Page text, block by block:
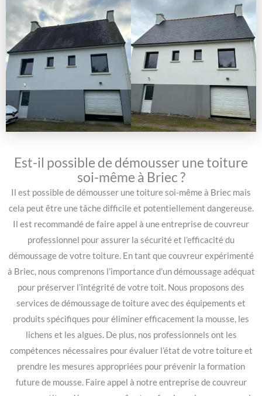
Est-il possible de démousser une toiture
soi-même à Briec ?
Il est possible de démousser une toiture soi-même à Briec mais
cela peut être une tâche difficile et potentiellement dangereuse.
Il est recommandé de faire appel à une entreprise de couvreur
professionnel pour assurer la sécurité et l’efficacité du
démoussage de votre toiture. En tant que couvreur expérimenté
à Briec, nous comprenons l’importance d’un démoussage adéquat
pour préserver l’intégrité de votre toit. Nous proposons des
services de démoussage de toiture avec des équipements et
produits spécifiques pour éliminer efficacement la mousse, les
lichens et les algues. De plus, nos professionnels ont les
compétences nécessaires pour évaluer l’état de votre toiture et
prendre les mesures appropriées pour prévenir la formation
future de mousse. Faire appel à notre entreprise de couvreur